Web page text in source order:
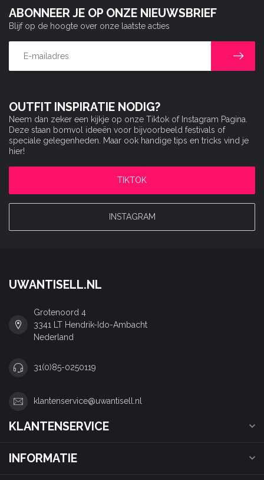
OUTFIT INSPIRATIE NODIG?
Neem dan zeker een kijkje op onze Tiktok of Instagram Pagina.
Deze staan bomvol ideeën voor bijvoorbeeld festivals of
speciale gelegenheden. Maar ook handige tips en tricks vind je
hier!
TIKTOK
INSTAGRAM
ABONNEER JE OP ONZE NIEUWSBRIEF
Blijf op de hoogte over onze laatste acties
UWANTISELL.NL
Grotenoord 4
3341 LT Hendrik-Ido-Ambacht
Nederland
31(0)85-0250119
klantenservice@uwantisell.nl
KLANTENSERVICE
INFORMATIE